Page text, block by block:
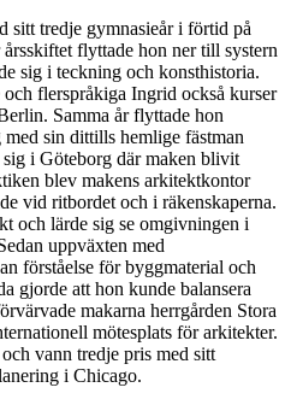
sitt tredje gymnasieår i förtid på
flyttade hon ner till systern
sig i teckning och konsthistoria.
flerspråkiga Ingrid också kurser
Samma år flyttade hon
sin dittills hemlige fästman
i Göteborg där maken blivit
blev makens arkitektkontor
vid ritbordet och i räkenskaperna.
och lärde sig se omgivningen i
uppväxten med
förståelse för byggmaterial och
gjorde att hon kunde balansera
makarna herrgården Stora
mötesplats för arkitekter.
vann tredje pris med sitt
i Chicago.